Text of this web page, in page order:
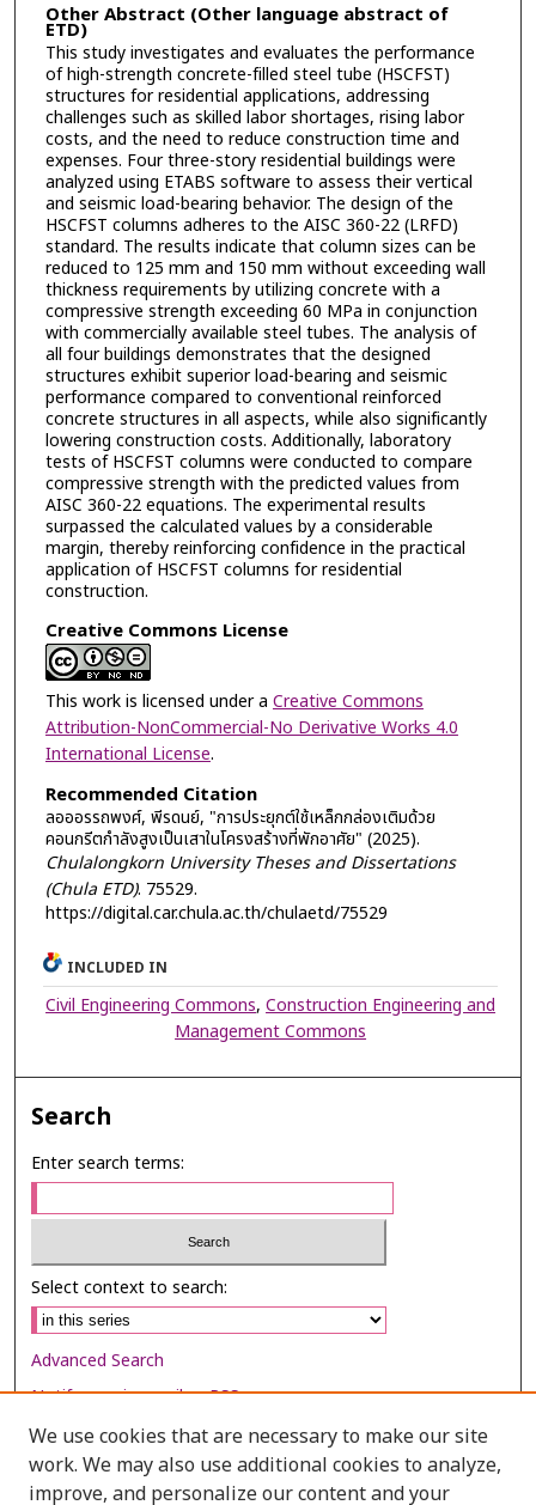
Other Abstract (Other language abstract of
ETD)
This study investigates and evaluates the performance
of high-strength concrete-filled steel tube (HSCFST)
structures for residential applications, addressing
challenges such as skilled labor shortages, rising labor
costs, and the need to reduce construction time and
expenses. Four three-story residential buildings were
analyzed using ETABS software to assess their vertical
and seismic load-bearing behavior. The design of the
HSCFST columns adheres to the AISC 360-22 (LRFD)
standard. The results indicate that column sizes can be
reduced to 125 mm and 150 mm without exceeding wall
thickness requirements by utilizing concrete with a
compressive strength exceeding 60 MPa in conjunction
with commercially available steel tubes. The analysis of
all four buildings demonstrates that the designed
structures exhibit superior load-bearing and seismic
performance compared to conventional reinforced
concrete structures in all aspects, while also significantly
lowering construction costs. Additionally, laboratory
tests of HSCFST columns were conducted to compare
compressive strength with the predicted values from
AISC 360-22 equations. The experimental results
surpassed the calculated values by a considerable
margin, thereby reinforcing confidence in the practical
application of HSCFST columns for residential
construction.
Creative Commons License
This work is licensed under a Creative Commons
Attribution-NonCommercial-No Derivative Works 4.0
International License.
Recommended Citation
ลอออรรถพงศ์, พีรดนย์, "การประยุกต์ใช้เหล็กกล่องเติมด้วย
คอนกรีตกำลังสูงเป็นเสาในโครงสร้างที่พักอาศัย" (2025).
Chulalongkorn University Theses and Dissertations
(Chula ETD). 75529.
https://digital.car.chula.ac.th/chulaetd/75529
INCLUDED IN
Civil Engineering Commons,Construction Engineering and
Management Commons
Search
Enter search terms:
Select context to search:
Advanced Search
Notify me via email orRSS
Browse
Collections
We use cookies that are necessary to make our site
work. We may also use additional cookies to analyze,
improve, and personalize our content and your